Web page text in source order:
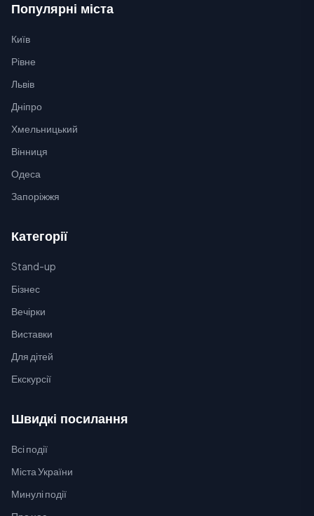
Популярні міста
Київ
Рівне
Львів
Дніпро
Хмельницький
Вінниця
Одеса
Запоріжжя
Категорії
Stand-up
Бізнес
Вечірки
Виставки
Для дітей
Екскурсії
Швидкі посилання
Всі події
Міста України
Минулі події